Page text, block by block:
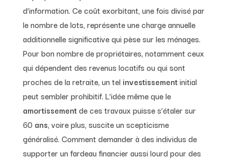
d’information. Ce coût exorbitant, une fois divisé par
le nombre de lots, représente une charge annuelle
additionnelle significative qui pèse sur les ménages.
Pour bon nombre de propriétaires, notamment ceux
qui dépendent des revenus locatifs ou qui sont
proches de la retraite, un telinvestissementinitial
peut sembler prohibitif. L’idée même que le
amortissementde ces travaux puisse s’étaler sur
60 ans, voire plus, suscite un scepticisme
généralisé. Comment demander à des individus de
supporter un fardeau financier aussi lourd pour des